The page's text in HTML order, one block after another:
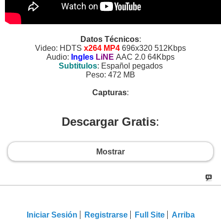
Datos Técnicos:
Video: HDTS x264 MP4 696x320 512Kbps
Audio: Ingles LiNE AAC 2.0 64Kbps
Subtitulos: Español pegados
Peso: 472 MB
Capturas:
Descargar Gratis:
Mostrar
Iniciar Sesión Registrarse Full Site Arriba